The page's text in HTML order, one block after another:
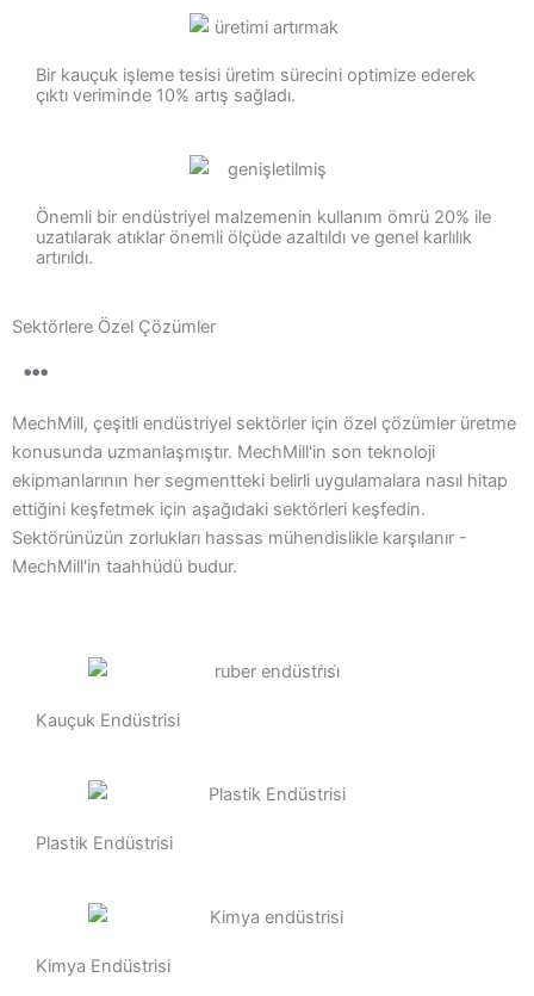
Bir kauçuk işleme tesisi üretim sürecini optimize ederek
çıktı veriminde 10% artış sağladı.
Önemli bir endüstriyel malzemenin kullanım ömrü 20% ile
uzatılarak atıklar önemli ölçüde azaltıldı ve genel karlılık
artırıldı.
Sektörlere Özel Çözümler
MechMill, çeşitli endüstriyel sektörler için özel çözümler üretme
konusunda uzmanlaşmıştır. MechMill'in son teknoloji
ekipmanlarının her segmentteki belirli uygulamalara nasıl hitap
ettiğini keşfetmek için aşağıdaki sektörleri keşfedin.
Sektörünüzün zorlukları hassas mühendislikle karşılanır -
MechMill'in taahhüdü budur.
Kauçuk Endüstrisi
Plastik Endüstrisi
Kimya Endüstrisi